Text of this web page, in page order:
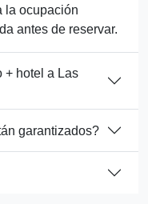
la ocupación
antes de reservar.
+ hotel a Las
garantizados?